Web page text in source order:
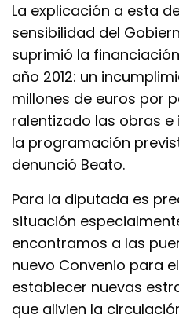
La explicación a esta
sensibilidad del
suprimió la
año 2012: un
millones de euros por
ralentizado las obras
la programación
denunció Beato.
Para la diputada es
situación
encontramos a las
nuevo Convenio para
establecer nuevas
que alivien la